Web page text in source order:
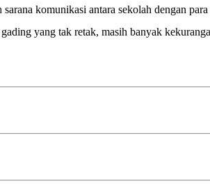
komunikasi antara sekolah dengan
yang tak retak, masih banyak